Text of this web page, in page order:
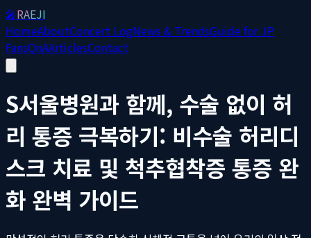
🎤RAEJI
HomeAboutConcert LogNews & TrendsGuide for JP
FansQnAArticlesContact
S서울병원과 함께, 수술 없이 허
리 통증 극복하기: 비수술 허리디
스크 치료 및 척추협착증 통증 완
화 완벽 가이드